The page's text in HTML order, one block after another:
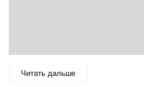
Читать дальше